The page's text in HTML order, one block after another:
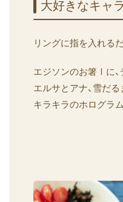
大好きな​キャ
リングに指を入れる
エジソンのお箸 Ⅰ に
エルサとアナ、雪だる
キラキラのホログラ